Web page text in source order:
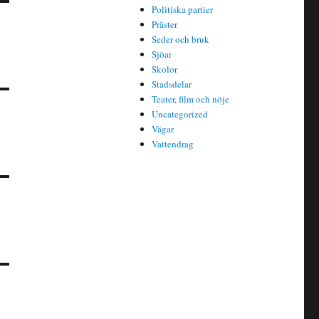
Politiska partier
Präster
Seder och bruk
Sjöar
Skolor
Stadsdelar
Teater, film och nöje
Uncategorized
Vägar
Vattendrag